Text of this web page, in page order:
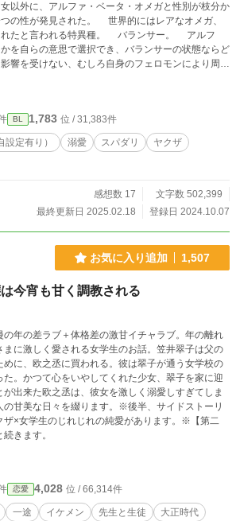
以外に、アルファ・ベータ・オメガと性別が枝分か
た。 世界的にはレアなオメガ、
る特異種。 バランサー。 アルフ
を自らの意思で選択でき、バランサーの状態ならど
響を受けない、むしろ自身のフェロモンにより周囲
ルファ攻め
※オメガバース特殊設定、追加性別有り ．
BL 1,783 位 / 31,383件
定有り） 溺愛 スパダリ
ヤクザ
感想数 17
文字数 502,399
最終更新日 2025.02.18
登録日 2024.10.07
お気に入り追加 1,507
今宵も甘く調教される
の年の差ラブ＋体格差の激甘イチャラブ。年の離れ
まに激しく愛される女学生のお話。笠井翠子は父の
めに、欧之丞に買われる。彼は翠子が通う女学校の
た。かつて心をいやしてくれた少女、翠子を家に迎
が出来た欧之丞は、彼女を激しく溺愛しすぎてしま
の甘美な日々を綴ります。※後半、サイドストーリ
ザ×女学生のじれじれの純愛があります。※【第二
きます。
恋愛 4,028 位 / 66,314件
一途 イケメン 先生と生徒
大正時代